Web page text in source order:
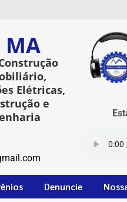
MA
Elétricas,
e
Denuncie